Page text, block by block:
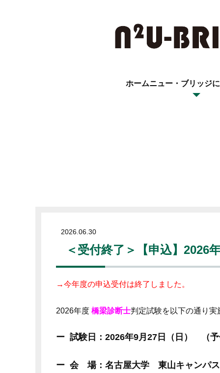
ホームニュー・ブリッジ
2026.06.30
＜受付終了＞【申込】2026
→今年度の申込受付は終了しました。
2026年度橋梁診断士判定試験を以下の通り実
試験日：2026年9月27日（日） （
会 場：名古屋大学 東山キャンパス